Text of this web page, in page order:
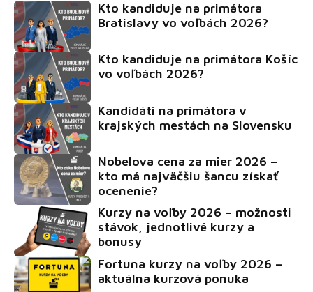
Kto kandiduje na primátora
Bratislavy vo voľbách 2026?
Kto kandiduje na primátora Košíc
vo voľbách 2026?
Kandidáti na primátora v
krajských mestách na Slovensku
Nobelova cena za mier 2026 –
kto má najväčšiu šancu získať
ocenenie?
Kurzy na voľby 2026 – možnosti
stávok, jednotlivé kurzy a
bonusy
Fortuna kurzy na voľby 2026 –
aktuálna kurzová ponuka